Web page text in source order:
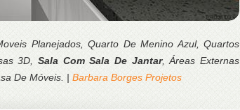
Planejados, Quarto De Menino Azul, Quartos
3D, Sala Com Sala De Jantar, Áreas Externas
De Móveis. | Barbara Borges Projetos